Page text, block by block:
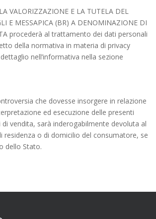
VALORIZZAZIONE E LA TUTELA DEL
E MESSAPICA (BR) A DENOMINAZIONE DI
procederà al trattamento dei dati personali
della normativa in materia di privacy
nell’informativa nella sezione
che dovesse insorgere in relazione
ed esecuzione delle presenti
di vendita, sarà inderogabilmente devoluta al
residenza o di domicilio del consumatore, se
dello Stato.